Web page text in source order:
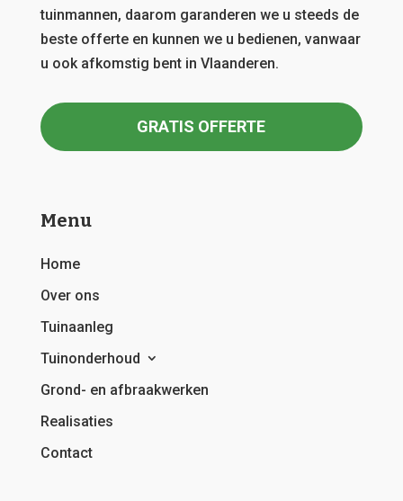
tuinmannen, daarom garanderen we u steeds de
beste offerte en kunnen we u bedienen, vanwaar
u ook afkomstig bent in Vlaanderen.
GRATIS OFFERTE
Menu
Home
Over ons
Tuinaanleg
Tuinonderhoud
Grond- en afbraakwerken
Realisaties
Contact